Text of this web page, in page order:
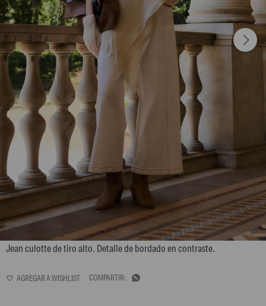
Jean culotte de tiro alto. Detalle de bordado en contraste.
